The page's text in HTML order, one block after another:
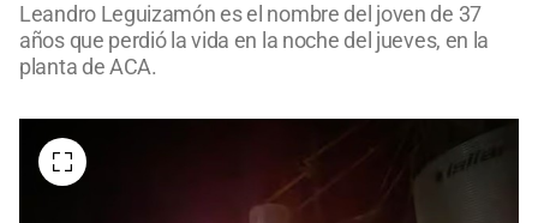
Leandro Leguizamón es el nombre del joven de 37
años que perdió la vida en la noche del jueves, en la
planta de ACA.